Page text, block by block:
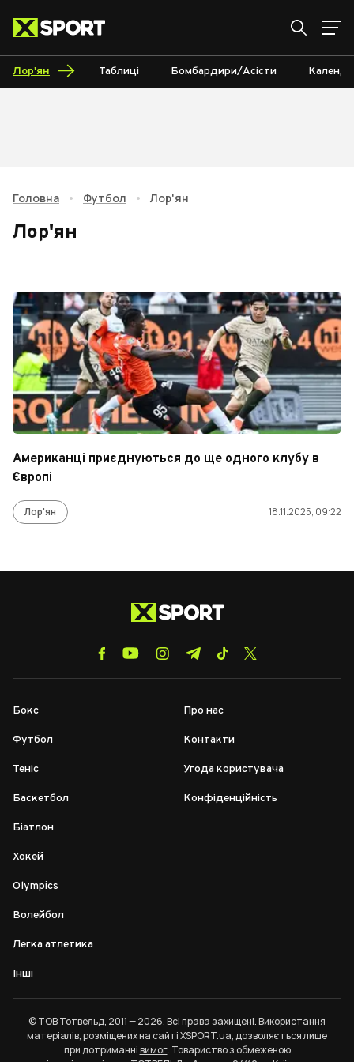
Лор'ян Таблиці Бомбардири/Асісти
Головна • Футбол • Лор'ян
Лор'ян
Американці приєднуються до ще одного клубу в
Європі
Лор'ян 18.11.2025, 09:22
Бокс
Футбол
Теніс
Баскетбол
Біатлон
Хокей
Olympics
Волейбол
Легка атлетика
Інші
Про нас
Контакти
Угода користувача
Конфіденційність
© ТОВ Тотвельд, 2011 — 2026. Всі права захищені. Використання
матеріалів, розміщених на сайті XSPORT.ua, дозволяється лише
при дотриманнівимог. Товариство з обмеженою